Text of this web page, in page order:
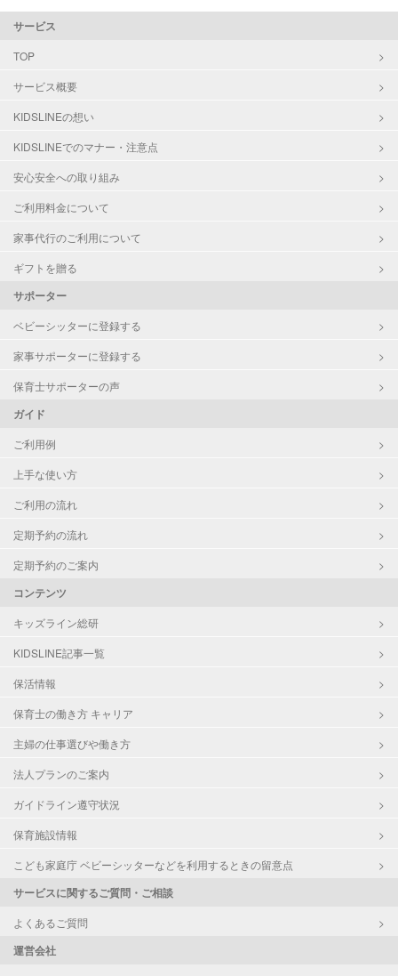
サービス
TOP
サービス概要
KIDSLINEの想い
KIDSLINEでのマナー・注意点
安心安全への取り組み
ご利用料金について
家事代行のご利用について
ギフトを贈る
サポーター
ベビーシッターに登録する
家事サポーターに登録する
保育士サポーターの声
ガイド
ご利用例
上手な使い方
ご利用の流れ
定期予約の流れ
定期予約のご案内
コンテンツ
キッズライン総研
KIDSLINE記事一覧
保活情報
保育士の働き方 キャリア
主婦の仕事選びや働き方
法人プランのご案内
ガイドライン遵守状況
保育施設情報
こども家庭庁 ベビーシッターなどを利用するときの留意点
サービスに関するご質問・ご相談
よくあるご質問
運営会社